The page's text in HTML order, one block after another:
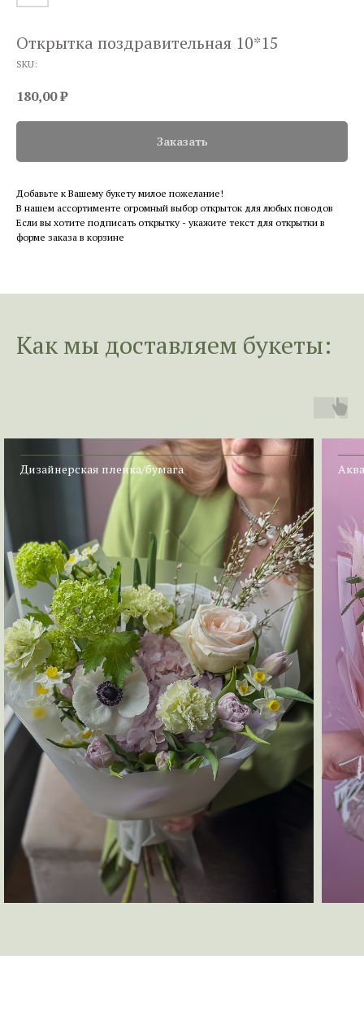
Открытка поздравительная 10*15
SKU:
180,00₽
Заказать
Добавьте к Вашему букету милое пожелание!
В нашем ассортименте огромный выбор открыток для любых поводов
Если вы хотите подписать открытку - укажите текст для открытки в
форме заказа в корзине
Как мы доставляем букеты:
Дизайнерская пленка/бумага